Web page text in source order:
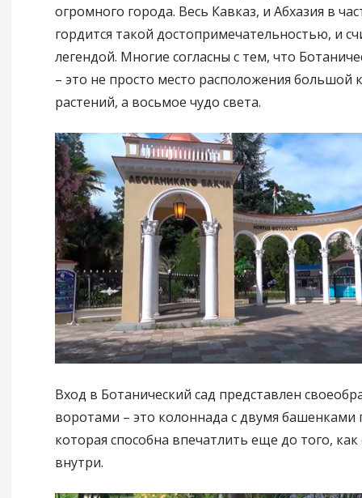
огромного города. Весь Кавказ, и Абхазия в
гордится такой достопримечательностью, и
легендой. Многие согласны с тем, что
– это не просто место расположения большой
растений, а восьмое чудо света.
Вход в Ботанический сад представлен
воротами – это колоннада с двумя башенками
которая способна впечатлить еще до того,
внутри.